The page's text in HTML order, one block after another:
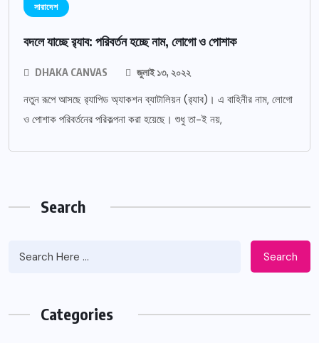
সারাদেশ
বদলে যাচ্ছে র‌্যাব: পরিবর্তন হচ্ছে নাম, লোগো ও পোশাক
DHAKA CANVAS জুলাই ১৩, ২০২২
নতুন রূপে আসছে র‌্যাপিড অ্যাকশন ব্যাটালিয়ন (র‌্যাব)। এ বাহিনীর নাম, লোগো
ও পোশাক পরিবর্তনের পরিকল্পনা করা হয়েছে। শুধু তা-ই নয়,
Search
Search
Categories